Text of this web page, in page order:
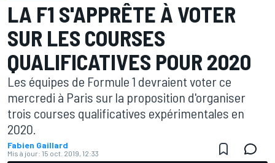
LA F1 S'APPRÊTE À VOTER
SUR LES COURSES
QUALIFICATIVES POUR 2020
Les équipes de Formule 1 devraient voter ce
mercredi à Paris sur la proposition d'organiser
trois courses qualificatives expérimentales en
2020.
Fabien Gaillard
Mis à jour: 15 oct. 2019, 12:33